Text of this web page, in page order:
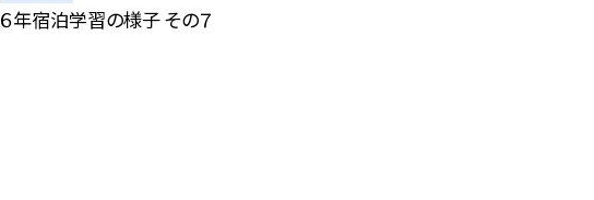
６年宿泊学習の様子 その７